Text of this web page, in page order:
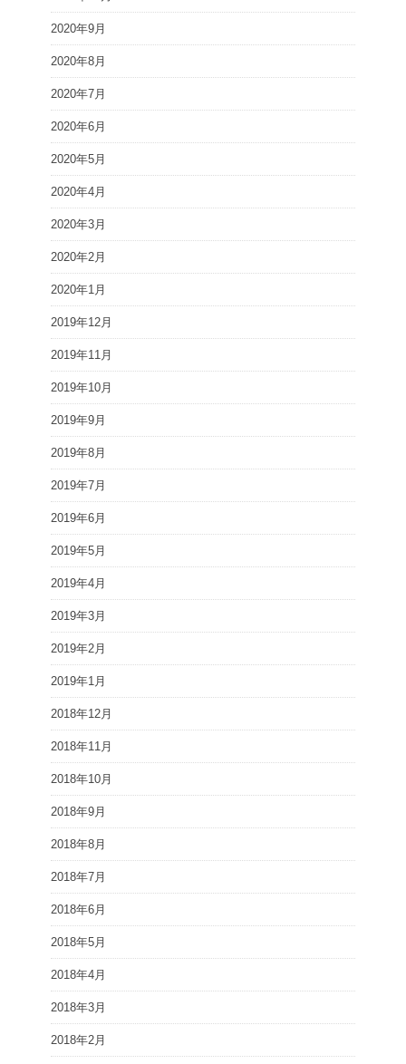
2020年9月
2020年8月
2020年7月
2020年6月
2020年5月
2020年4月
2020年3月
2020年2月
2020年1月
2019年12月
2019年11月
2019年10月
2019年9月
2019年8月
2019年7月
2019年6月
2019年5月
2019年4月
2019年3月
2019年2月
2019年1月
2018年12月
2018年11月
2018年10月
2018年9月
2018年8月
2018年7月
2018年6月
2018年5月
2018年4月
2018年3月
2018年2月